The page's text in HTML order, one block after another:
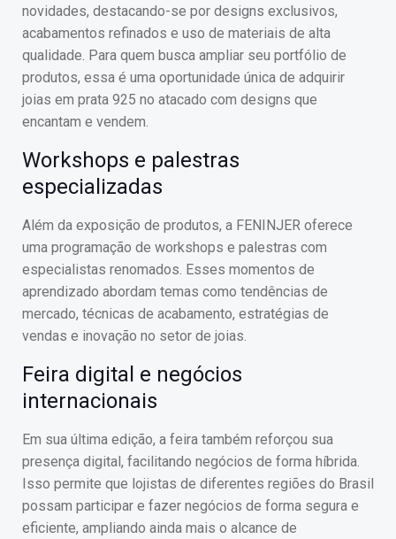
novidades, destacando-se por designs exclusivos,
acabamentos refinados e uso de materiais de alta
qualidade. Para quem busca ampliar seu portfólio de
produtos, essa é uma oportunidade única de adquirir
joias em prata 925 no atacado com designs que
encantam e vendem.
Workshops e palestras
especializadas
Além da exposição de produtos, a FENINJER oferece
uma programação de workshops e palestras com
especialistas renomados. Esses momentos de
aprendizado abordam temas como tendências de
mercado, técnicas de acabamento, estratégias de
vendas e inovação no setor de joias.
Feira digital e negócios
internacionais
Em sua última edição, a feira também reforçou sua
presença digital, facilitando negócios de forma híbrida.
Isso permite que lojistas de diferentes regiões do Brasil
possam participar e fazer negócios de forma segura e
eficiente, ampliando ainda mais o alcance de